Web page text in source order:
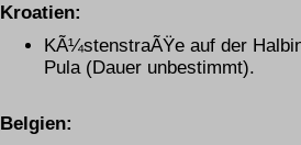
Kroatien:
KÃ¼stenstraÃŸe auf der
Pula (Dauer unbestimmt).
Belgien: